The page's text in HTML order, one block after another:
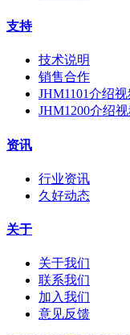
支持
技术说明
销售合作
JHM1101介绍视
JHM1200介绍
资讯
行业资讯
久好动态
关于
关于我们
联系我们
加入我们
意见反馈